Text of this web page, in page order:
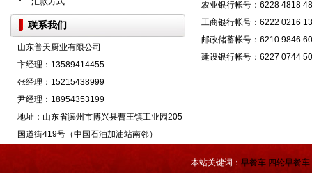
农业银行帐号：6228 4818
工商银行帐号：6222 0216
邮政储蓄帐号：6210 9846
建设银行帐号：6227 0744
联系我们
山东普天厨业有限公司
卞经理：13589414455
张经理：15215438999
尹经理：18954353199
地址：山东省滨州市博兴县曹王镇工业园205
国道街419号（中国石油加油站南邻）
本站关键词： 早餐车 四轮早餐车